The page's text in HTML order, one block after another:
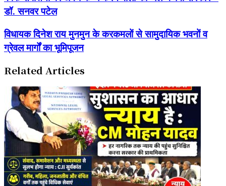
संपत्तियों
पर
कब्जे
करने
वालों
जेल
भेजेगी
सरकार
डॉ.
सनवर
पटेल
डॉ. सनवर पटेल
विधायक
दिनेश
राय
के
करकमलों
सामुदायिक
भवनों
व
ग्रेवल
मार्गों
का
भूमिपूजन
विधायक दिनेश राय मुनमुन के करकमलों से सामुदायिक भवनों व
ग्रेवल मार्गों का भूमिपूजन
Related Articles